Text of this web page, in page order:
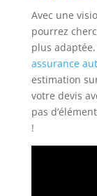
Avec une
pourrez
plus
assurance
estimation
votre devis
pas
!